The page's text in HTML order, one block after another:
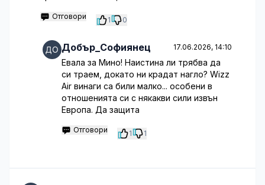
Отговори 1 0
Добър_Софиянец 17.06.2026, 14:10
Евала за Мино! Наистина ли трябва да
си траем, докато ни крадат нагло? Wizz
Air винаги са били малко... особени в
отношенията си с някакви сили извън
Европа. Да защита
Отговори 1 1